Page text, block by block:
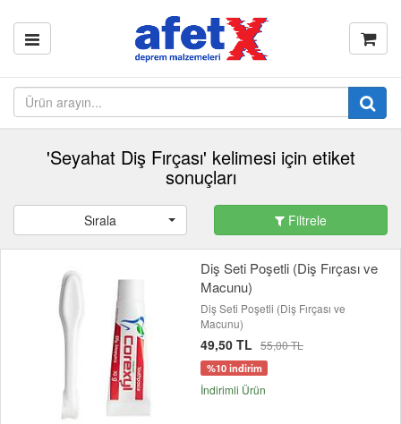
'Seyahat Diş Fırçası' kelimesi için etiket
sonuçları
Sırala Filtrele
Diş Seti Poşetli (Diş Fırçası ve
Macunu)
Diş Seti Poşetli (Diş Fırçası ve
Macunu)
49,50 TL 55,00 TL
%10 indirim
İndirimli Ürün